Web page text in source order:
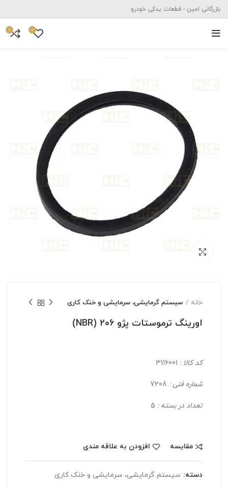
بازرگانی امین - قطعات یدکی خودرو
0
0
خانه سیستم گرمایشی، سرمایشی و خنک کاری
اورینگ ترموستات پژو 206 (NBR)
کد کالا :
شماره فنی :
تعداد در بسته :
مقایسه افزودن به علاقه مندی
دسته: سیستم گرمایشی، سرمایشی و خنک کاری